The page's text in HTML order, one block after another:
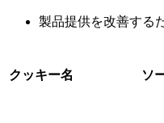
製品提供を改善する
クッキー名 ソ